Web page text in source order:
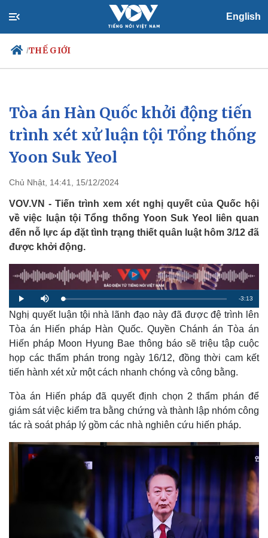
English
/THẾ GIỚI
Chính trị
Đảng
Tổ chức nhân sự
Quốc hội
Xã hội
Tin 24h
Dự báo thời tiết
Tòa án Hàn Quốc khởi động tiến
trình xét xử luận tội Tổng thống
Yoon Suk Yeol
Chủ Nhật, 14:41, 15/12/2024
VOV.VN - Tiến trình xem xét nghị quyết của Quốc hội
về việc luận tội Tổng thống Yoon Suk Yeol liên quan
đến nỗ lực áp đặt tình trạng thiết quân luật hôm 3/12 đã
được khởi động.
P
l
a
y
M
u
t
e
L
o
a
d
2
.
1
2
R
e
g
-3:13
Nghị quyết luận tội nhà lãnh đạo này đã được đệ trình lên
Tòa án Hiến pháp Hàn Quốc. Quyền Chánh án Tòa án
Hiến pháp Moon Hyung Bae thông báo sẽ triệu tập cuộc
họp các thẩm phán trong ngày 16/12, đồng thời cam kết
tiến hành xét xử một cách nhanh chóng và công bằng.
Tòa án Hiến pháp đã quyết định chọn 2 thẩm phán để
giám sát việc kiểm tra bằng chứng và thành lập nhóm công
tác rà soát pháp lý gồm các nhà nghiên cứu hiến pháp.